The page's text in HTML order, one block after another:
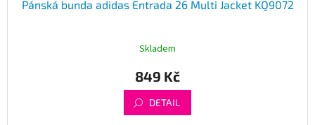
Pánská bunda adidas Entrada 26 Multi Jacket KQ9072
Skladem
849 Kč
DETAIL